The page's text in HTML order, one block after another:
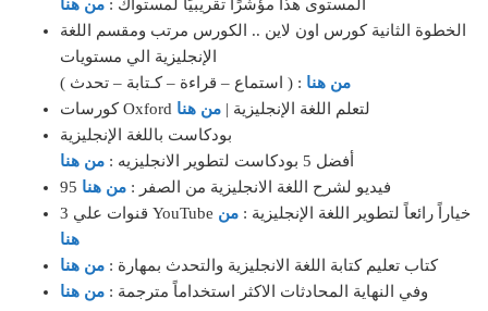
المستوى هذا مؤشرًا تقريبيًا لمستواك : من هنا
الخطوة الثانية كورس اون لاين .. الكورس مرتب ومقسم اللغة
الإنجليزية الي مستويات
( استماع – قراءة – كـتابة – تحدث ) : من هنا
كورسات Oxford لتعلم اللغة الإنجليزية | من هنا
بودكاست باللغة الإنجليزية
أفضل 5 بودكاست لتطوير الانجليزيه :
من هنا
95 فيديو لشرح اللغة الانجليزية من الصفر : من هنا
3 قنوات علي YouTube خياراً رائعاً لتطوير اللغة الإنجليزية : من
هنا
كتاب تعليم كتابة اللغة الانجليزية والتحدث بمهارة : من هنا
وفي النهاية المحادثات الاكثر استخداماً مترجمة : من هنا